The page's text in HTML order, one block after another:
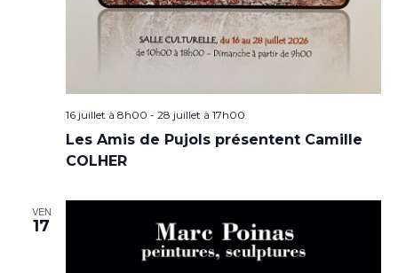
16 juillet à 8h00 - 28 juillet à 17h00
Les Amis de Pujols présentent Camille
COLHER
VEN
17